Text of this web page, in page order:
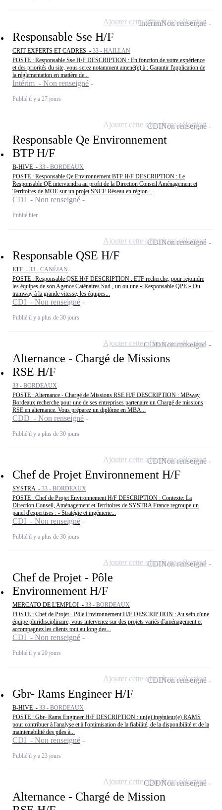
Responsable Sse H/F
CRIT EXPERTS ET CADRES - 33 - HAILLAN
POSTE : Responsable Sse H/F DESCRIPTION : En fonction de votre expérience
et des priorités du site, vous serez notamment amené(e) à : Garantir l'application de
la réglementation en matière de...
Intérim - Non renseigné
Publié il y a 27 jours
IntérimNon renseigné
Ajouter cette offre à ma sélection
Responsable Qe Environnement
BTP H/F
B-HIVE - 33 - BORDEAUX
POSTE : Responsable Qe Environnement BTP H/F DESCRIPTION : Le
Responsable QE interviendra au profit de la Direction Conseil Aménagement et
Territoires de MOE sur un projet SNCF Réseau en région...
CDI - Non renseigné
Publié hier
CDINon renseigné
Ajouter cette offre à ma sélection
Responsable QSE H/F
ETF - 33 - CANÉJAN
POSTE : Responsable QSE H/F DESCRIPTION : ETF recherche, pour rejoindre
les équipes de son Agence Caténaires Sud , un ou une « Responsable QPE » Du
tramway à la grande vitesse, les équipes...
CDI - Non renseigné
Publié il y a plus de 30 jours
CDINon renseigné
Ajouter cette offre à ma sélection
Alternance - Chargé de Missions
RSE H/F
33 - BORDEAUX
POSTE : Alternance - Chargé de Missions RSE H/F DESCRIPTION : MBway
Bordeaux recherche pour une de ses entreprises partenaire un Chargé de missions
RSE en alternance. Vous préparez un diplôme en MBA...
CDD - Non renseigné
Publié il y a plus de 30 jours
CDDNon renseigné
Ajouter cette offre à ma sélection
Chef de Projet Environnement H/F
SYSTRA - 33 - BORDEAUX
POSTE : Chef de Projet Environnement H/F DESCRIPTION : Contexte: La
Direction Conseil, Aménagement et Territoires de SYSTRA France regroupe un
panel d'expertises : - Stratégie et ingénierie...
CDI - Non renseigné
Publié il y a plus de 30 jours
CDINon renseigné
Ajouter cette offre à ma sélection
Chef de Projet - Pôle
Environnement H/F
MERCATO DE L'EMPLOI - 33 - BORDEAUX
POSTE : Chef de Projet - Pôle Environnement H/F DESCRIPTION : Au sein d'une
équipe pluridisciplinaire, vous intervenez sur des projets variés d'aménagement et
accompagnez les clients tout au long des...
CDI - Non renseigné
Publié il y a 20 jours
CDINon renseigné
Ajouter cette offre à ma sélection
Gbr- Rams Engineer H/F
B-HIVE - 33 - BORDEAUX
POSTE : Gbr- Rams Engineer H/F DESCRIPTION : un(e) ingénieur(e) RAMS
pour contribuer à l'analyse et à l'optimisation de la fiabilité, de la disponibilité et de la
maintenabilité des piles à...
CDI - Non renseigné
Publié il y a 23 jours
CDINon renseigné
Ajouter cette offre à ma sélection
Alternance - Chargé de Mission
CDDNon renseigné
Ajouter cette offre à ma sélection